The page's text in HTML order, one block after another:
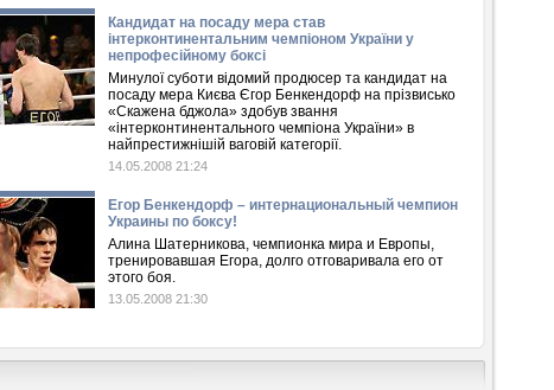
Кандидат на посаду мера став
інтерконтинентальним чемпіоном України у
непрофесійному боксі
Минулої суботи відомий продюсер та кандидат на
посаду мера Києва Єгор Бенкендорф на прізвисько
«Скажена бджола» здобув звання
«інтерконтинентального чемпіона України» в
найпрестижнішій ваговій категорії.
14.05.2008 21:24
Егор Бенкендорф – интернациональный чемпион
Украины по боксу!
Алина Шатерникова, чемпионка мира и Европы,
тренировавшая Егора, долго отговаривала его от
этого боя.
13.05.2008 21:30